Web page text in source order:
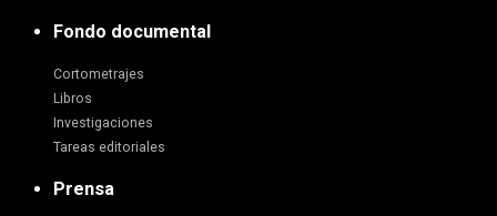
Fondo documental
Cortometrajes
Libros
Investigaciones
Tareas editoriales
Prensa